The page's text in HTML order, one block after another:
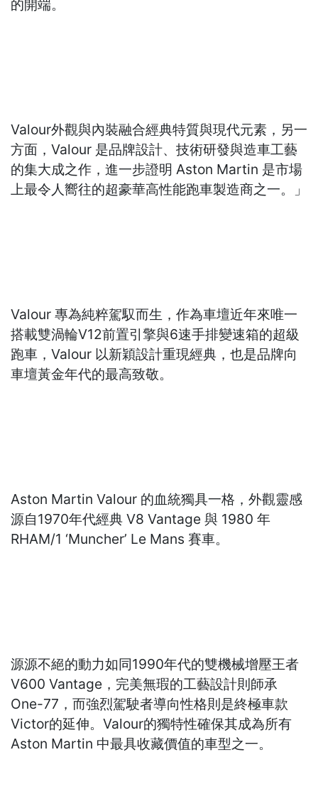
的開端。
Valour外觀與內裝融合經典特質與現代元素，另一
方面，Valour 是品牌設計、技術研發與造車工藝
的集大成之作，進一步證明 Aston Martin 是市場
上最令人嚮往的超豪華高性能跑車製造商之一。」
Valour 專為純粹駕馭而生，作為車壇近年來唯一
搭載雙渦輪V12前置引擎與6速手排變速箱的超級
跑車，Valour 以新穎設計重現經典，也是品牌向
車壇黃金年代的最高致敬。
Aston Martin Valour 的血統獨具一格，外觀靈感
源自1970年代經典 V8 Vantage 與 1980 年
RHAM/1 ‘Muncher’ Le Mans 賽車。
源源不絕的動力如同1990年代的雙機械增壓王者
V600 Vantage，完美無瑕的工藝設計則師承
One-77，而強烈駕駛者導向性格則是終極車款
Victor的延伸。Valour的獨特性確保其成為所有
Aston Martin 中最具收藏價值的車型之一。